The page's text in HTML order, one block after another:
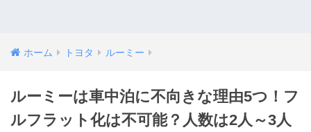
ホーム トヨタ ルーミー
ルーミーは車中泊に不向きな理由5つ！フ
ルフラット化は不可能？人数は2人～3人